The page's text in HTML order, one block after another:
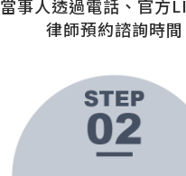
當事人透過電話、官方
律師預約諮詢時間